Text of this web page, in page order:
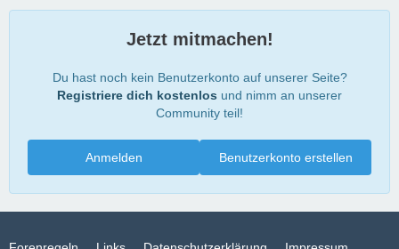
Jetzt mitmachen!
Du hast noch kein Benutzerkonto auf unserer Seite?
Registriere dich kostenlos und nimm an unserer
Community teil!
Benutzerkonto erstellen
Anmelden